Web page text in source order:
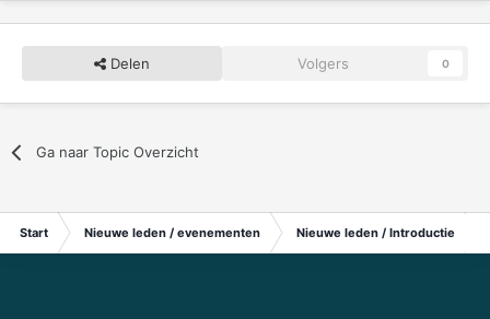
Delen Volgers 0
Ga naar Topic Overzicht
Start Nieuwe leden / evenementen Nieuwe leden / Introductie